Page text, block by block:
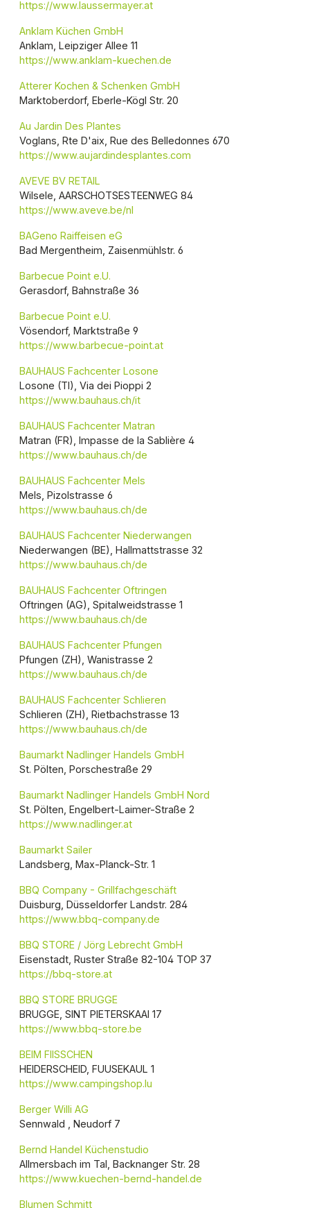
https://www.laussermayer.at
Anklam Küchen GmbH
Anklam, Leipziger Allee 11
https://www.anklam-kuechen.de
Atterer Kochen & Schenken GmbH
Marktoberdorf, Eberle-Kögl Str. 20
Au Jardin Des Plantes
Voglans, Rte D'aix, Rue des Belledonnes 670
https://www.aujardindesplantes.com
AVEVE BV RETAIL
Wilsele, AARSCHOTSESTEENWEG 84
https://www.aveve.be/nl
BAGeno Raiffeisen eG
Bad Mergentheim, Zaisenmühlstr. 6
Barbecue Point e.U.
Gerasdorf, Bahnstraße 36
Barbecue Point e.U.
Vösendorf, Marktstraße 9
https://www.barbecue-point.at
BAUHAUS Fachcenter Losone
Losone (TI), Via dei Pioppi 2
https://www.bauhaus.ch/it
BAUHAUS Fachcenter Matran
Matran (FR), Impasse de la Sablière 4
https://www.bauhaus.ch/de
BAUHAUS Fachcenter Mels
Mels, Pizolstrasse 6
https://www.bauhaus.ch/de
BAUHAUS Fachcenter Niederwangen
Niederwangen (BE), Hallmattstrasse 32
https://www.bauhaus.ch/de
BAUHAUS Fachcenter Oftringen
Oftringen (AG), Spitalweidstrasse 1
https://www.bauhaus.ch/de
BAUHAUS Fachcenter Pfungen
Pfungen (ZH), Wanistrasse 2
https://www.bauhaus.ch/de
BAUHAUS Fachcenter Schlieren
Schlieren (ZH), Rietbachstrasse 13
https://www.bauhaus.ch/de
Baumarkt Nadlinger Handels GmbH
St. Pölten, Porschestraße 29
Baumarkt Nadlinger Handels GmbH Nord
St. Pölten, Engelbert-Laimer-Straße 2
https://www.nadlinger.at
Baumarkt Sailer
Landsberg, Max-Planck-Str. 1
BBQ Company - Grillfachgeschäft
Duisburg, Düsseldorfer Landstr. 284
https://www.bbq-company.de
BBQ STORE / Jörg Lebrecht GmbH
Eisenstadt, Ruster Straße 82-104 TOP 37
https://bbq-store.at
BBQ STORE BRUGGE
BRUGGE, SINT PIETERSKAAI 17
https://www.bbq-store.be
BEIM FIISSCHEN
HEIDERSCHEID, FUUSEKAUL 1
https://www.campingshop.lu
Berger Willi AG
Sennwald , Neudorf 7
Bernd Handel Küchenstudio
Allmersbach im Tal, Backnanger Str. 28
https://www.kuechen-bernd-handel.de
Blumen Schmitt